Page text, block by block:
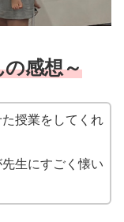
感想～
授業をしてくれ
生にすごく懐い